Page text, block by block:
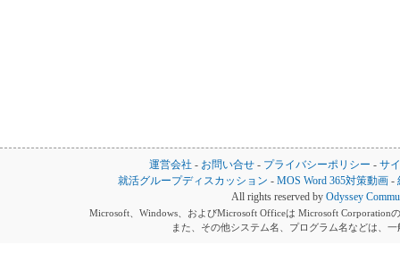
運営会社 - お問い合せ - プライバシーポリシー - サ
就活グループディスカッション -MOS Word 365対策動画 -
All rights reserved by Odyssey
Microsoft、Windows、およびMicrosoft Officeは Microsoft Corporation
また、その他システム名、プログラム名などは、